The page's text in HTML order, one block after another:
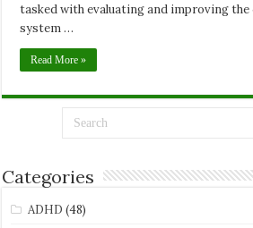
tasked with evaluating and improving the
system …
Read More »
Categories
ADHD (48)